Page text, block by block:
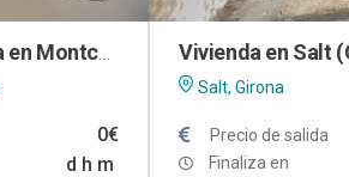
0€
d h m
Vivienda en Salt
Salt, Girona
Precio de salida
Finaliza en